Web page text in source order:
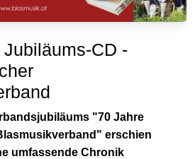
CD -
"70 Jahre
erschien
umfassende Chronik